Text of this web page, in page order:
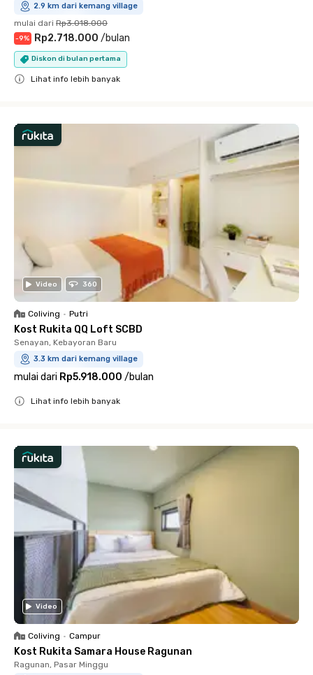
2.9 km dari kemang village
mulai dari Rp3.018.000
-9% Rp2.718.000 /bulan
Diskon di bulan pertama
Lihat info lebih banyak
Video 360
Coliving • Putri
Kost Rukita QQ Loft SCBD
Senayan, Kebayoran Baru
3.3 km dari kemang village
mulai dari Rp5.918.000 /bulan
Lihat info lebih banyak
Video
Coliving • Campur
Kost Rukita Samara House Ragunan
Ragunan, Pasar Minggu